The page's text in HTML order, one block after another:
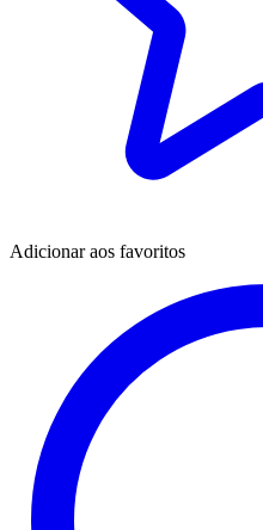
Adicionar aos favoritos